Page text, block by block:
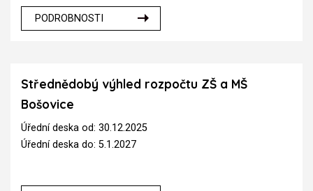
PODROBNOSTI
Střednědobý výhled rozpočtu ZŠ a MŠ
Bošovice
Úřední deska od: 30.12.2025
Úřední deska do: 5.1.2027